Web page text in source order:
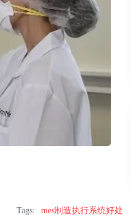
Tags: mes制造执行系统好处